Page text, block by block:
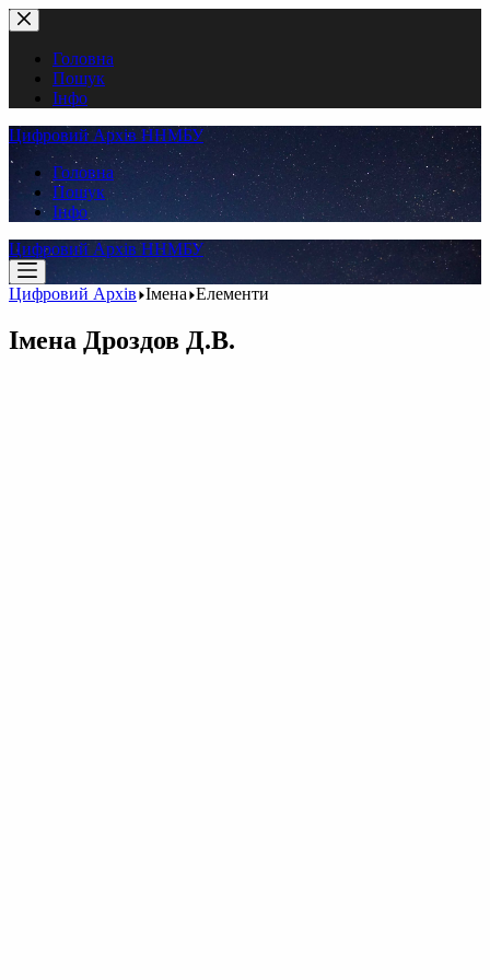
Перейти
до
вмістуГоловна
Пошук
Інфо
Цифровий Архів ННМБУ
Головна
Пошук
Інфо
Цифровий Архів ННМБУ
Цифровий Архів Імена Елементи
Імена Дроздов Д.В.